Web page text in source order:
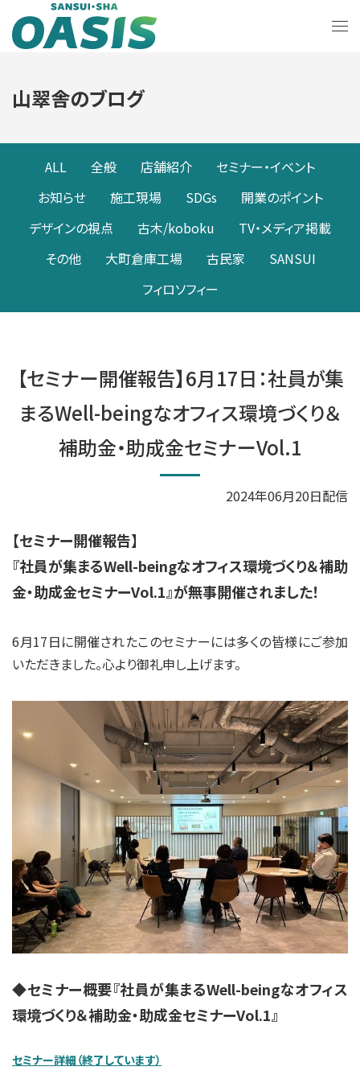
山翠舎のブログ
ALL 全般 店舗紹介
セミナー・イベント
お知らせ
施工現場 SDGs
開業のポイント
デザインの視点
古木/koboku
TV・メディア掲載
その他
大町倉庫工場 古民家
SANSUI
フィロソフィー
【セミナー開催報告】6月17日：社員が集
まるWell-beingなオフィス環境づくり＆
補助金・助成金セミナーVol.1
2024年06月20日配信
【セミナー開催報告】
『社員が集まるWell-beingなオフィス環境づくり＆補助
金・助成金セミナーVol.1』が無事開催されました！
6月17日に開催されたこのセミナーには多くの皆様にご参加
いただきました。心より御礼申し上げます。
◆セミナー概要『社員が集まるWell-beingなオフィス
環境づくり＆補助金・助成金セミナーVol.1』
セミナー詳細（終了しています）